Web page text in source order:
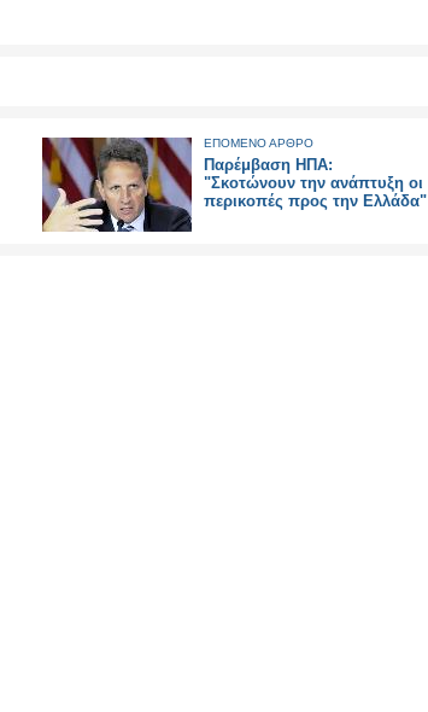
ΕΠΟΜΕΝΟ ΑΡΘΡΟ
Παρέμβαση ΗΠΑ:
"Σκοτώνουν την ανάπτυξη οι
περικοπές προς την Ελλάδα"